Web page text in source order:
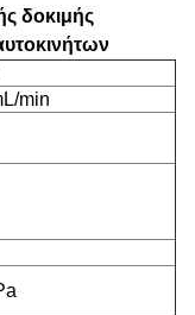
δοκιμής
min